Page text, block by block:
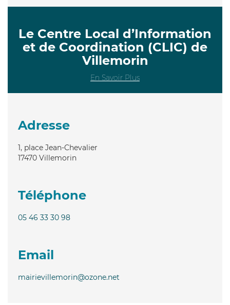
Le Centre Local d’Information
et de Coordination (CLIC) de
Villemorin
En Savoir Plus
Adresse
1, place Jean-Chevalier
17470 Villemorin
Téléphone
05 46 33 30 98
Email
mairievillemorin@ozone.net